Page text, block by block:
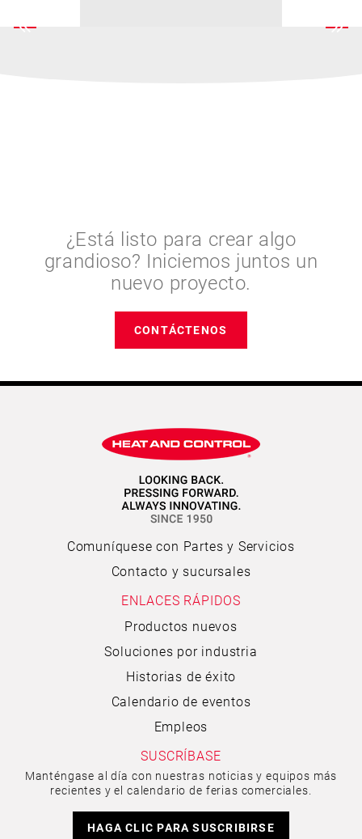
¿Está listo para crear algo
grandioso? Iniciemos juntos un
nuevo proyecto.
CONTÁCTENOS
Comuníquese con Partes y Servicios
Contacto y sucursales
ENLACES RÁPIDOS
Productos nuevos
Soluciones por industria
Historias de éxito
Calendario de eventos
Empleos
SUSCRÍBASE
Manténgase al día con nuestras noticias y equipos más
recientes y el calendario de ferias comerciales.
HAGA CLIC PARA SUSCRIBIRSE